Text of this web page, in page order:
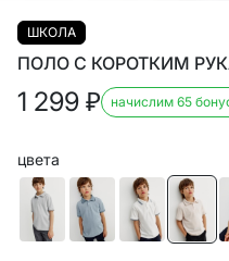
ШКОЛА
ПОЛО С КОРОТКИМ
1 299 ₽ начислим 65
цвета